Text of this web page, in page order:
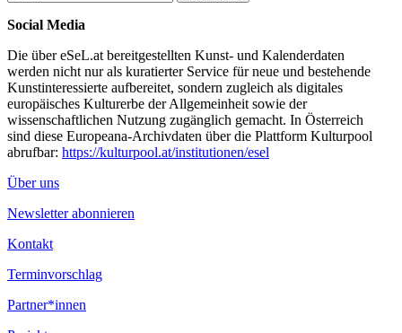
Theatergruppe, die sich in ihren Arbeitsprozessen immer mit
gesellschaftspolitisch aktuellen Themen auseinandersetzt. Das
alle Stückentwicklungen kollektivistisch. Alle Texte sowie die
musikalischen und choreographischen Elemente entstehen aus
den Mitwirkenden. Skurrile Körperkomik, schnell-sprech-
Dialoge, das Ausdehnen von absurden Momenten und die
ironische Verdichtung des Scheiterns kennzeichnen die
künstlerische Ausdrucksweise des Ensembles.
...Mehr lesen
Social Media
Die über eSeL.at bereitgestellten Kunst- und Kalenderdaten
werden nicht nur als kuratierter Service für neue und bestehende
Kunstinteressierte aufbereitet, sondern zugleich als digitales
europäisches Kulturerbe der Allgemeinheit sowie der
wissenschaftlichen Nutzung zugänglich gemacht. In Österreich
sind diese Europeana-Archivdaten über die Plattform Kulturpool
abrufbar: https://kulturpool.at/institutionen/esel
Über uns
Newsletter abonnieren
Kontakt
Terminvorschlag
Partner*innen